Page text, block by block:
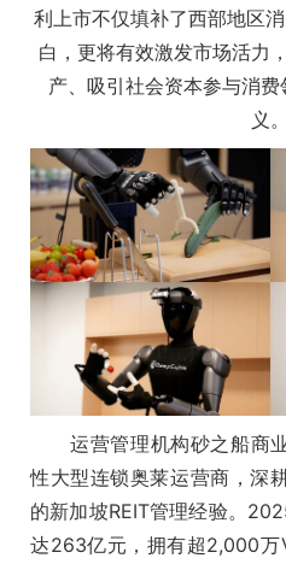
利上市不仅填补了西部地区
白，更将有效激发市场活力
产、吸引社会资本参与消
义。
运营管理机构砂之船商业
性大型连锁奥莱运营商，深
的新加坡REIT管理经验。
达263亿元，拥有超2,000万